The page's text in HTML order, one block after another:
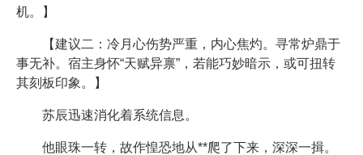
机。】
【建议二：冷月心伤势严重，内心焦灼。寻常炉鼎于
事无补。宿主身怀“天赋异禀”，若能巧妙暗示，或可扭转
其刻板印象。】
苏辰迅速消化着系统信息。
他眼珠一转，故作惶恐地从**爬了下来，深深一揖。